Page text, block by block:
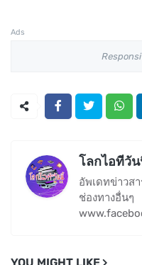
Ads
โลกไอทีวั
อัพเดทข่าวส
ช่องทางอื่นๆ
YOU MIGHT LIKE